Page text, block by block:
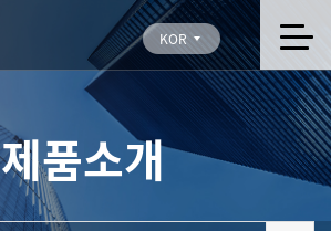
KOR
제품소개